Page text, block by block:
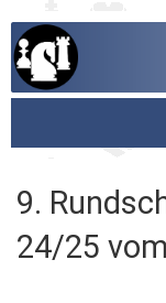
9.
24/25